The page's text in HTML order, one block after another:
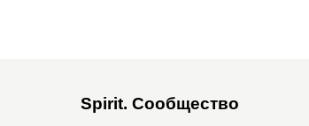
Spirit. Сообщество